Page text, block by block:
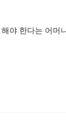
야 한다는 어머